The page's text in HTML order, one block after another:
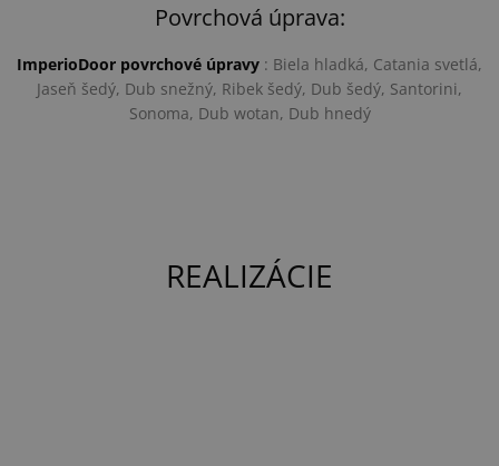
Povrchová úprava:
ImperioDoor povrchové úpravy : Biela hladká, Catania svetlá,
Jaseň šedý, Dub snežný, Ribek šedý, Dub šedý, Santorini,
Sonoma, Dub wotan, Dub hnedý
REALIZÁCIE